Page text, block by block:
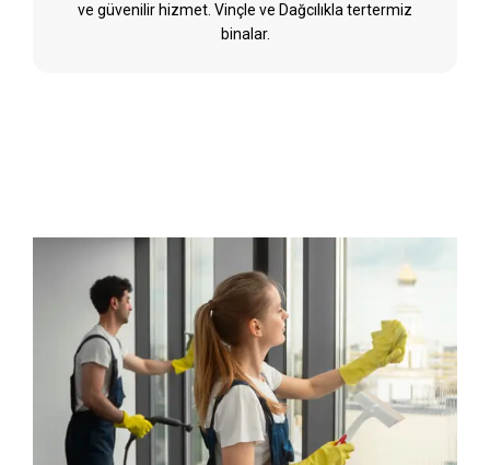
ve güvenilir hizmet. Vinçle ve Dağcılıkla tertermiz
binalar.